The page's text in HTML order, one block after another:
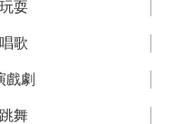
玩耍
唱歌
戲劇
跳舞